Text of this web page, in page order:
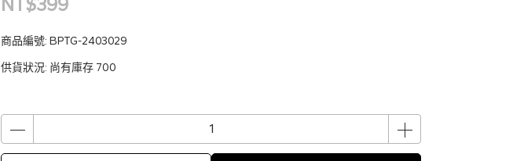
商品編號: BPTG-2403029
供貨狀況: 尚有庫存 700